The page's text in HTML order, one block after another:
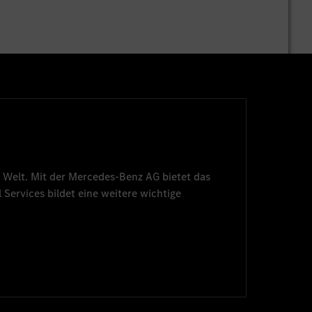
Mit der Mercedes-Benz AG bietet das
Services bildet eine weitere wichtige